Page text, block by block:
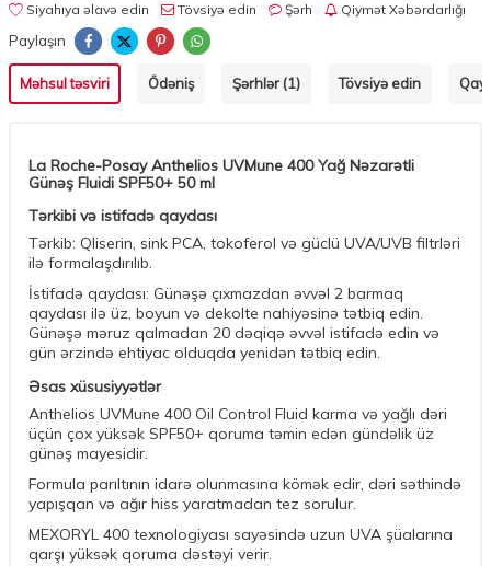
Siyahıya əlavə edin Tövsiyə edin Şərh Qiymət Xəbərdarlığı
Paylaşın
Məhsul təsviri Ödəniş Şərhlər (1) Tövsiyə edin
La Roche-Posay Anthelios UVMune 400 Yağ Nəzarətli
Günəş Fluidi SPF50+ 50 ml
Tərkibi və istifadə qaydası
Tərkib: Qliserin, sink PCA, tokoferol və güclü UVA/UVB filtrləri
ilə formalaşdırılıb.
İstifadə qaydası: Günəşə çıxmazdan əvvəl 2 barmaq
qaydası ilə üz, boyun və dekolte nahiyəsinə tətbiq edin.
Günəşə məruz qalmadan 20 dəqiqə əvvəl istifadə edin və
gün ərzində ehtiyac olduqda yenidən tətbiq edin.
Əsas xüsusiyyətlər
Anthelios UVMune 400 Oil Control Fluid karma və yağlı dəri
üçün çox yüksək SPF50+ qoruma təmin edən gündəlik üz
günəş mayesidir.
Formula parıltının idarə olunmasına kömək edir, dəri səthində
yapışqan və ağır hiss yaratmadan tez sorulur.
MEXORYL 400 texnologiyası sayəsində uzun UVA şüalarına
qarşı yüksək qoruma dəstəyi verir.